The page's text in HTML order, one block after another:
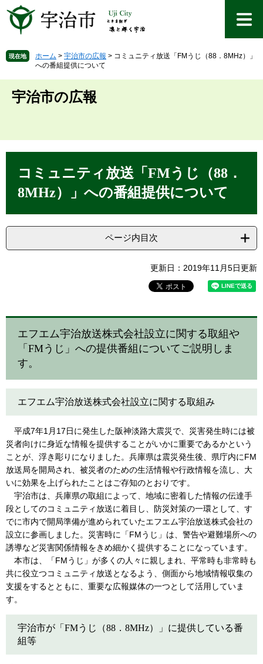
先
で
を
ば
へ
現在地 ホーム > 宇治市の広報 > コミュニティ放送「FMうじ（88．8MHz）」
への番組提供について
宇治市の広報
コミュニティ放送「FMうじ（88．
8MHz）」への番組提供について
ページ内目次
更新日：2019年11月5日更新
エフエム宇治放送株式会社設立に関する取組や
「FMうじ」への提供番組についてご説明しま
す。
エフエム宇治放送株式会社設立に関する取組み
平成7年1月17日に発生した阪神淡路大震災で、災害発生時には被
災者向けに身近な情報を提供することがいかに重要であるかという
ことが、浮き彫りになりました。兵庫県は震災発生後、県庁内にFM
放送局を開局され、被災者のための生活情報や行政情報を流し、大
いに効果を上げられたことはご存知のとおりです。
宇治市は、兵庫県の取組によって、地域に密着した情報の伝達手
段としてのコミュニティ放送に着目し、防災対策の一環として、す
でに市内で開局準備が進められていたエフエム宇治放送株式会社の
設立に参画しました。災害時に「FMうじ」は、警告や避難場所への
誘導など災害関係情報をきめ細かく提供することになっています。
本市は、「FMうじ」が多くの人々に親しまれ、平常時も非常時も
共に役立つコミュニティ放送となるよう、側面から地域情報収集の
支援をするとともに、重要な広報媒体の一つとして活用していま
す。
宇治市が「FMうじ（88．8MHz）」に提供している番
組等